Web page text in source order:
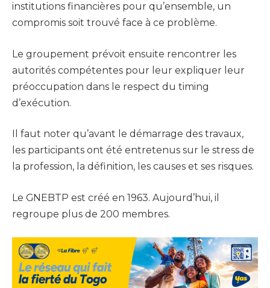
institutions financières pour qu’ensemble, un
compromis soit trouvé face à ce problème.
Le groupement prévoit ensuite rencontrer les
autorités compétentes pour leur expliquer leur
préoccupation dans le respect du timing
d’exécution.
Il faut noter qu’avant le démarrage des travaux,
les participants ont été entretenus sur le stress de
la profession, la définition, les causes et ses risques.
Le GNEBTP est créé en 1963. Aujourd’hui, il
regroupe plus de 200 membres.